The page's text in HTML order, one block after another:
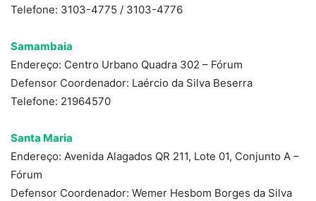
Telefone: 3103-4775 / 3103-4776
Samambaia
Endereço: Centro Urbano Quadra 302 – Fórum
Defensor Coordenador: Laércio da Silva Beserra
Telefone: 21964570
Santa Maria
Endereço: Avenida Alagados QR 211, Lote 01, Conjunto A –
Fórum
Defensor Coordenador: Wemer Hesbom Borges da Silva